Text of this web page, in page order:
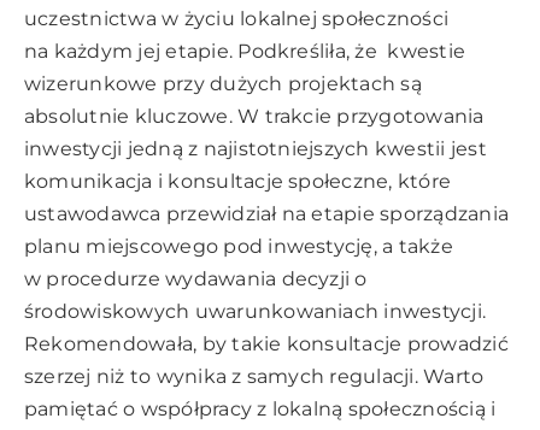
uczestnictwa w życiu lokalnej społeczności
na każdym jej etapie. Podkreśliła, że kwestie
wizerunkowe przy dużych projektach są
absolutnie kluczowe. W trakcie przygotowania
inwestycji jedną z najistotniejszych kwestii jest
komunikacja i konsultacje społeczne, które
ustawodawca przewidział na etapie sporządzania
planu miejscowego pod inwestycję, a także
w procedurze wydawania decyzji o
środowiskowych uwarunkowaniach inwestycji.
Rekomendowała, by takie konsultacje prowadzić
szerzej niż to wynika z samych regulacji. Warto
pamiętać o współpracy z lokalną społecznością i